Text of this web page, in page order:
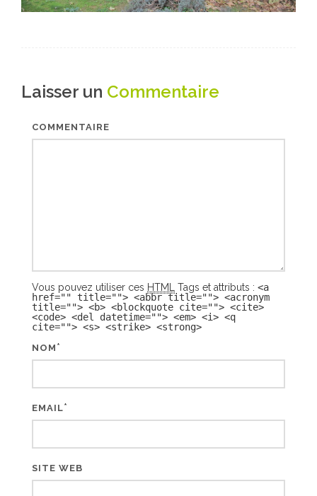
Laisser un Commentaire
COMMENTAIRE
Vous pouvez utiliser ces HTML Tags et attributs : <a
href="" title=""> <abbr title=""> <acronym
title=""> <b> <blockquote cite=""> <cite>
<code> <del datetime=""> <em> <i> <q
cite=""> <s> <strike> <strong>
NOM *
EMAIL*
SITE WEB